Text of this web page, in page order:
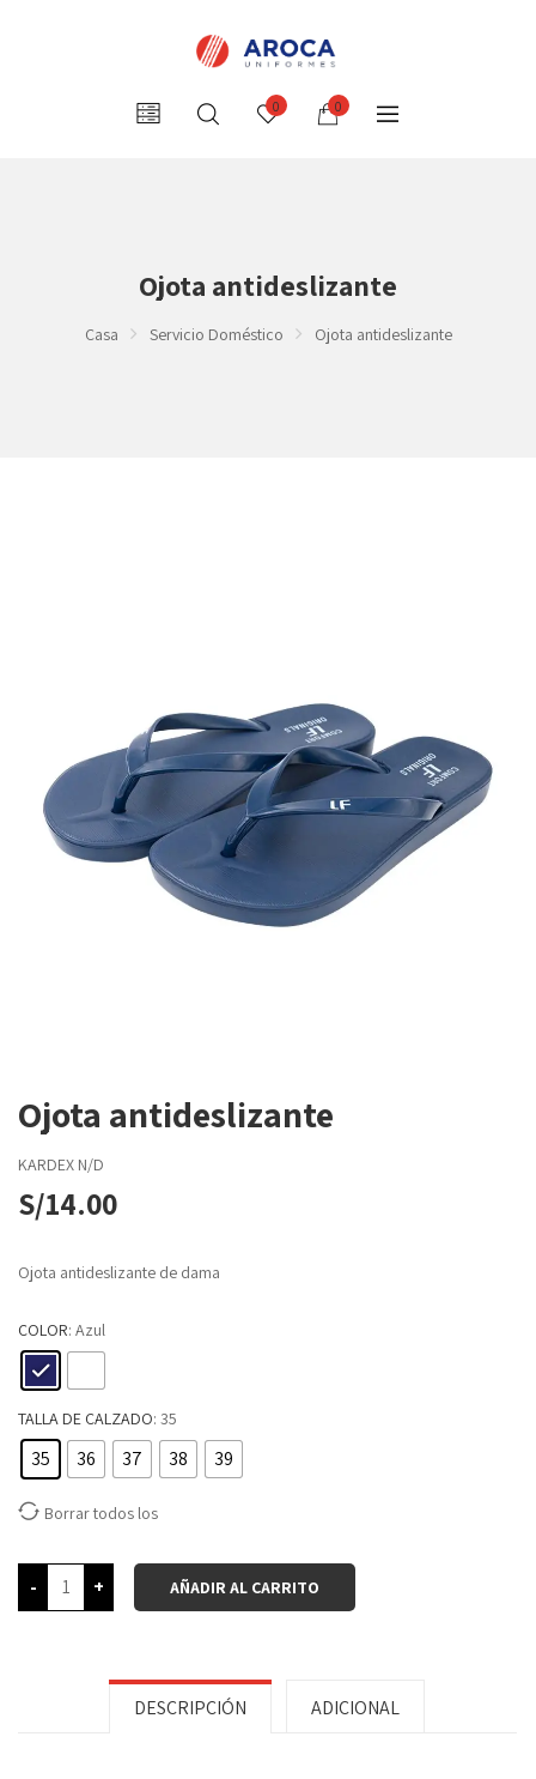
0 0
Ojota antideslizante
Casa Servicio Doméstico Ojota antideslizante
Ojota antideslizante
KARDEX N/D
S/14.00
Ojota antideslizante de dama
COLOR: Azul
TALLA DE CALZADO: 35
35 36 37 38 39
Borrar todos los
- + AÑADIR AL CARRITO
DESCRIPCIÓN ADICIONAL